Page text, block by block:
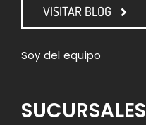
VISITAR BLOG
Soy del equipo
SUCURSALES